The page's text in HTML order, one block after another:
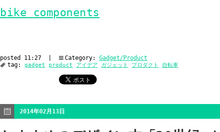
bike components
posted 11:27 | Category: Gadget/Product
tag: gadget product アイデア ガジェット プロダクト 自転車
2014年02月13日